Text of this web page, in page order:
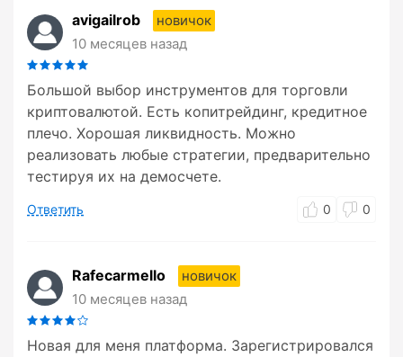
avigailrob
новичок
10 месяцев назад
Большой выбор инструментов для торговли
криптовалютой. Есть копитрейдинг, кредитное
плечо. Хорошая ликвидность. Можно
реализовать любые стратегии, предварительно
тестируя их на демосчете.
Ответить 0 0
Rafecarmello
новичок
10 месяцев назад
Новая для меня платформа. Зарегистрировался